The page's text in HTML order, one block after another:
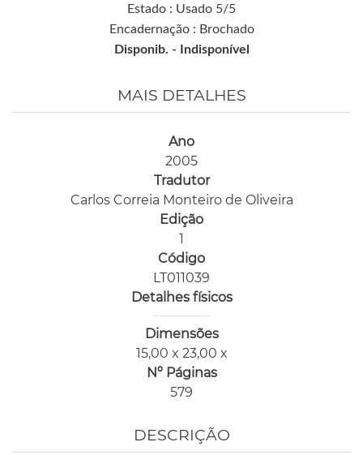
Estado : Usado 5/5
Encadernação : Brochado
Disponib. -
Indisponível
MAIS DETALHES
Ano
2005
Tradutor
Carlos Correia Monteiro de Oliveira
Edição
1
Código
LT011039
Detalhes físicos
Dimensões
15,00 x 23,00 x
Nº Páginas
579
DESCRIÇÃO